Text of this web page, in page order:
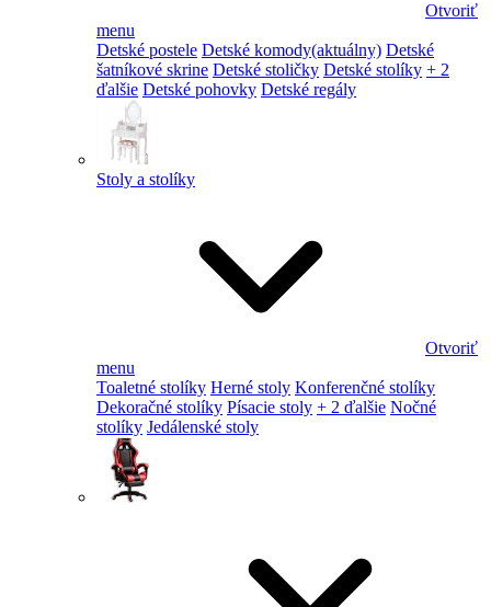
Otvoriť
menu
Detské postele Detské komody(aktuálny) Detské
šatníkové skrine Detské stoličky Detské stolíky + 2
ďalšie Detské pohovky Detské regály
Stoly a stolíky
Otvoriť
menu
Toaletné stolíky Herné stoly Konferenčné stolíky
Dekoračné stolíky Písacie stoly + 2 ďalšie Nočné
stolíky Jedálenské stoly